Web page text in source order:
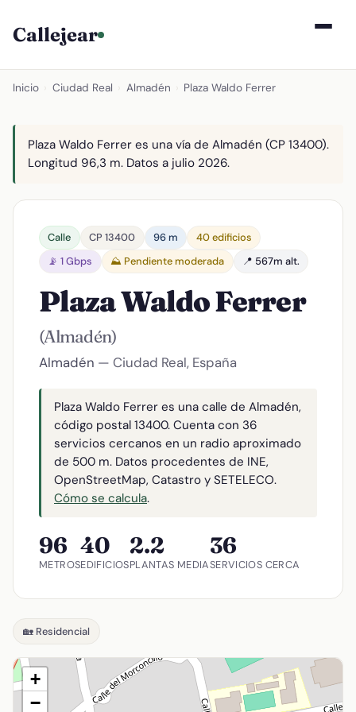
Callejear
Inicio Ciudad Real Almadén Plaza Waldo Ferrer
Plaza Waldo Ferrer es una vía de Almadén (CP 13400).
Longitud 96,3 m. Datos a julio 2026.
Calle CP 13400 96 m
40 edificios
📡 1 Gbps
⛰️ Pendiente moderada 📍 567m alt.
Plaza Waldo Ferrer
(Almadén)
Almadén — Ciudad Real, España
Plaza Waldo Ferrer es una calle de Almadén,
código postal 13400. Cuenta con 36
servicios cercanos en un radio aproximado
de 500 m. Datos procedentes de INE,
OpenStreetMap, Catastro y SETELECO.
Cómo se calcula.
96
METROS
40
EDIFICIOS
2.2
PLANTAS MEDIA
36
SERVICIOS CERCA
🏡 Residencial
+
−